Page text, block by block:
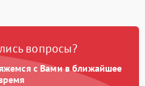
вопросы?
с Вами в ближайшее